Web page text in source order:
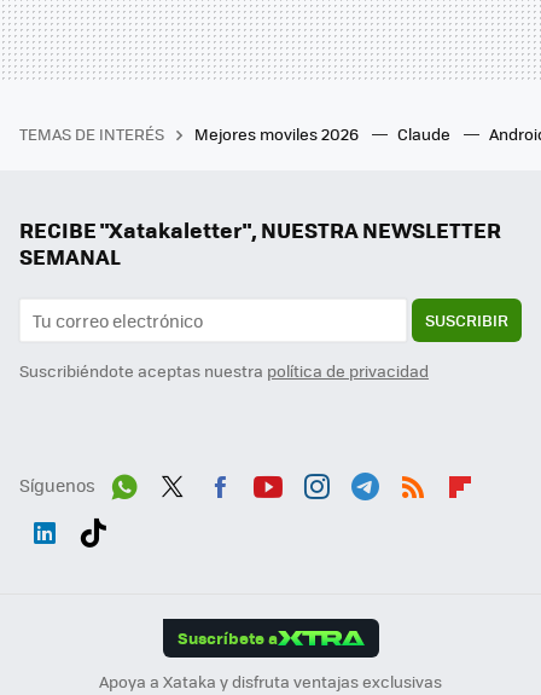
TEMAS DE INTERÉS Mejores moviles 2026 Claude
RECIBE "Xatakaletter", NUESTRA NEWSLETTER
SEMANAL
SUSCRIBIR
Suscribiéndote aceptas nuestra política de privacidad
Síguenos
Suscríbete a
Apoya a Xataka y disfruta ventajas exclusivas